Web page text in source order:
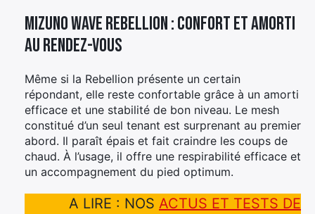
Mizuno Wave Rebellion : confort et amorti
au rendez-vous
Même si la Rebellion présente un certain
répondant, elle reste confortable grâce à un amorti
efficace et une stabilité de bon niveau. Le mesh
constitué d’un seul tenant est surprenant au premier
abord. Il paraît épais et fait craindre les coups de
chaud. À l’usage, il offre une respirabilité efficace et
un accompagnement du pied optimum.
A LIRE : NOS ACTUS ET TESTS DE